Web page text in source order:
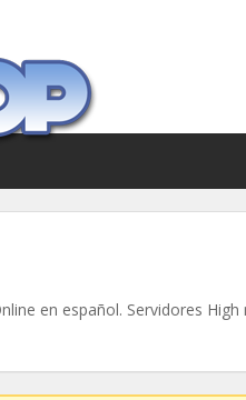
en español. Servidores